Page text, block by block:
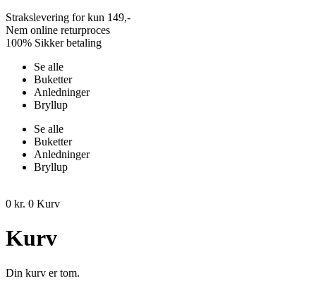
Strakslevering for kun 149,-
Nem online returproces
100% Sikker betaling
Se alle
Buketter
Anledninger
Bryllup
Se alle
Buketter
Anledninger
Bryllup
0 kr. 0 Kurv
Kurv
Din kurv er tom.